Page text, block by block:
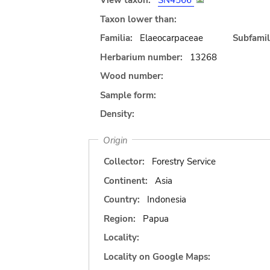
Taxon lower than:
Familia:
Elaeocarpaceae
Herbarium number:
13268
Wood number:
Sample form:
Density:
Origin
Collector:
Forestry Service
Continent:
Asia
Country:
Indonesia
Region:
Papua
Locality:
Locality on Google Maps: